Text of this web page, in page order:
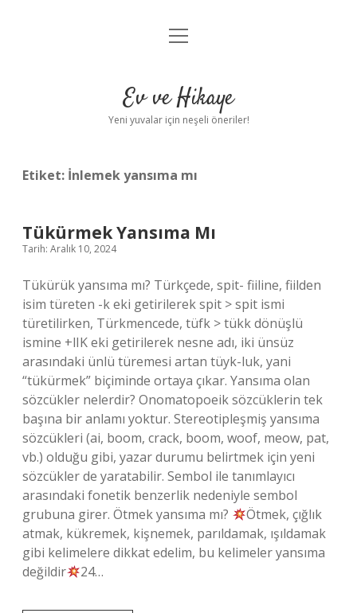
Anasayfa
Yasal Uyarı
menüyü
Ev ve Hikaye
Yeni yuvalar için neşeli öneriler!
Etiket: İnlemek yansıma mı
Tükürmek Yansıma Mı
Tarih: Aralık 10, 2024
Tükürük yansıma mı? Türkçede, spit- fiiline, fiilden
isim türeten -k eki getirilerek spit > spit ismi
türetilirken, Türkmencede, tüfk > tükk dönüşlü
ismine +lIK eki getirilerek nesne adı, iki ünsüz
arasındaki ünlü türemesi artan tüyk-luk, yani
“tükürmek” biçiminde ortaya çıkar. Yansıma olan
sözcükler nelerdir? Onomatopoeik sözcüklerin tek
başına bir anlamı yoktur. Stereotipleşmiş yansıma
sözcükleri (ai, boom, crack, boom, woof, meow, pat,
vb.) olduğu gibi, yazar durumu belirtmek için yeni
sözcükler de yaratabilir. Sembol ile tanımlayıcı
arasındaki fonetik benzerlik nedeniyle sembol
grubuna girer. Ötmek yansıma mı?
Ötmek, çığlık
atmak, kükremek, kişnemek, parıldamak, ışıldamak
gibi kelimelere dikkat edelim, bu kelimeler yansıma
değildir
24…